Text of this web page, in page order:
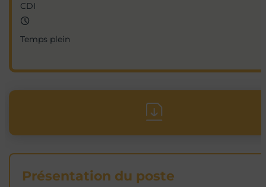
CDI
Temps plein
Présentation du poste